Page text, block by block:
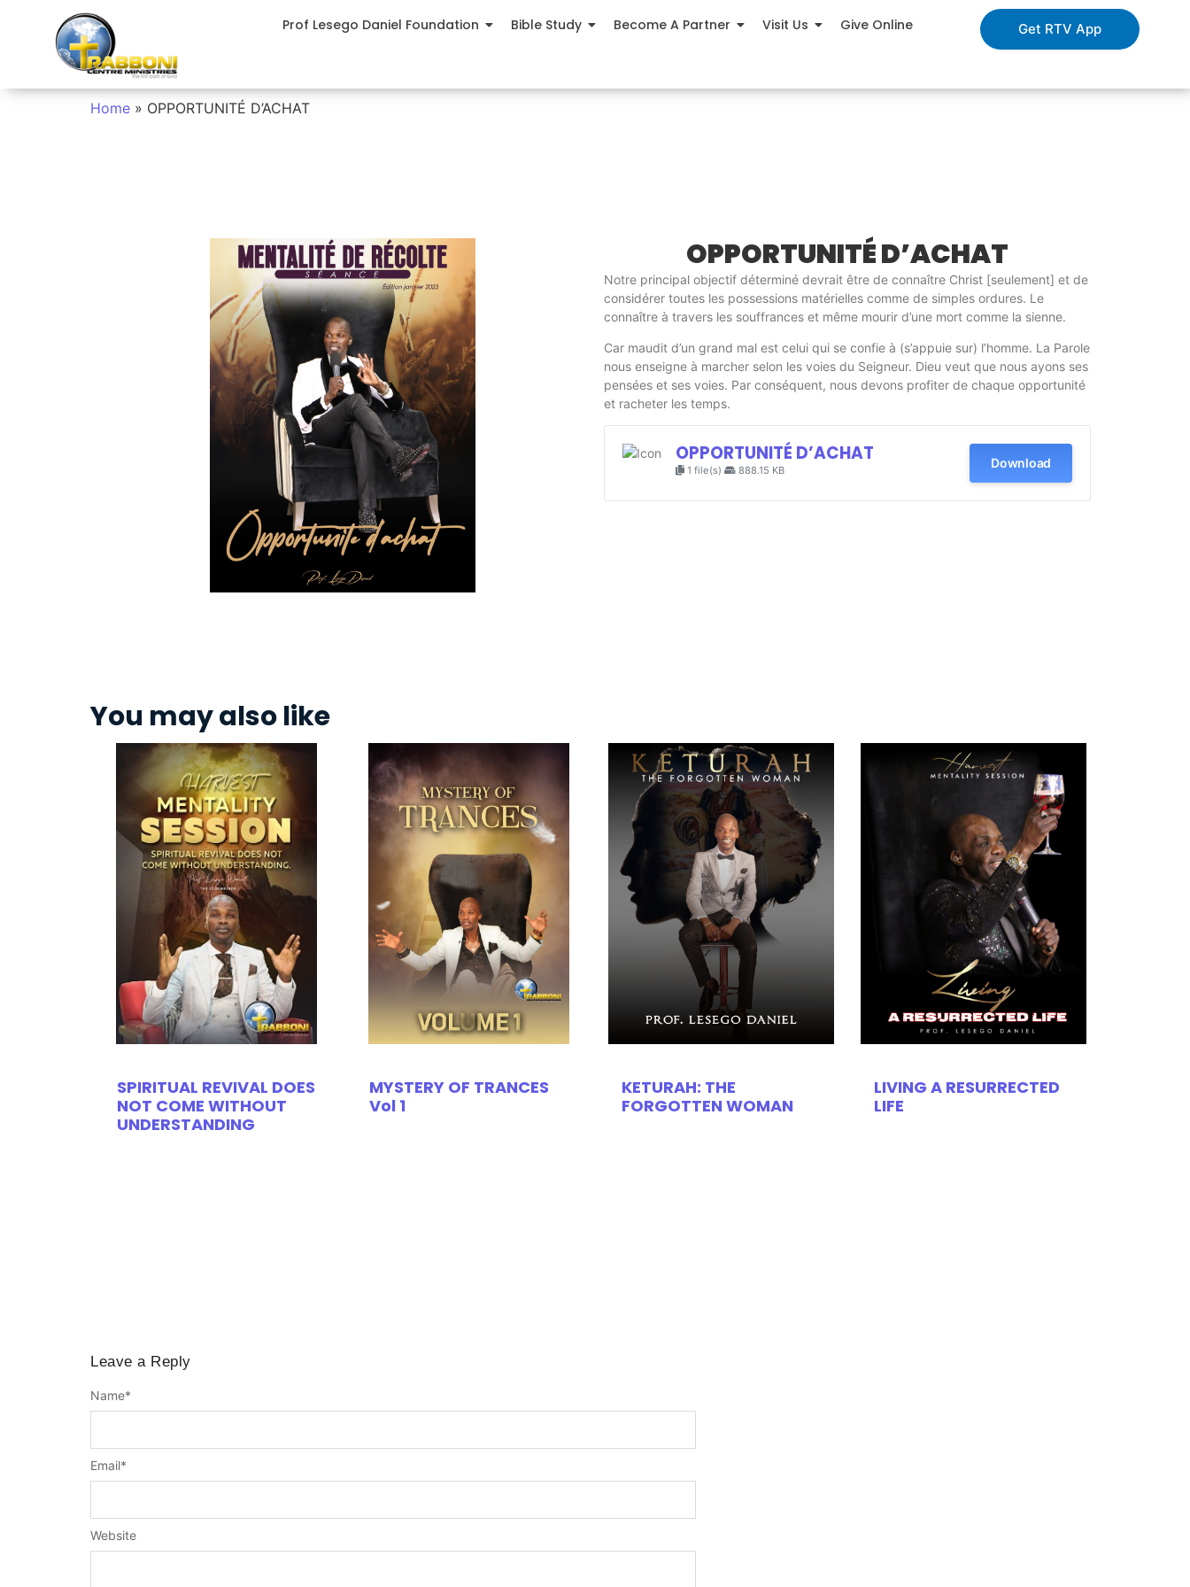
Prof Lesego Daniel Foundation Bible Study Become A Partner Visit Us Give Online Get RTV App
Home » OPPORTUNITÉ D’ACHAT
OPPORTUNITÉ D’ACHAT
Notre principal objectif déterminé devrait être de connaître Christ [seulement] et de
considérer toutes les possessions matérielles comme de simples ordures. Le
connaître à travers les souffrances et même mourir d’une mort comme la sienne.
Car maudit d’un grand mal est celui qui se confie à (s’appuie sur) l’homme. La Parole
nous enseigne à marcher selon les voies du Seigneur. Dieu veut que nous ayons ses
pensées et ses voies. Par conséquent, nous devons profiter de chaque opportunité
et racheter les temps.
OPPORTUNITÉ D’ACHAT
1 file(s) 888.15 KB Download
You may also like
SPIRITUAL REVIVAL DOES
NOT COME WITHOUT
UNDERSTANDING
MYSTERY OF TRANCES
Vol 1
KETURAH: THE
FORGOTTEN WOMAN
LIVING A RESURRECTED
LIFE
Leave a Reply
Name*
Email*
Website